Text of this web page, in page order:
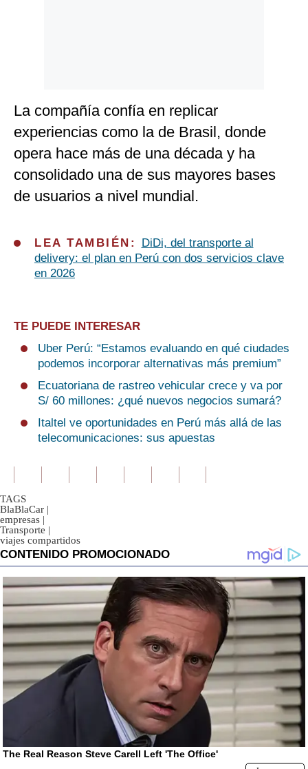
La compañía confía en replicar
experiencias como la de Brasil, donde
opera hace más de una década y ha
consolidado una de sus mayores bases
de usuarios a nivel mundial.
LEA TAMBIÉN:
DiDi, del transporte al
delivery: el plan en Perú con dos servicios clave
en 2026
TE PUEDE INTERESAR
Uber Perú: “Estamos evaluando en qué ciudades
podemos incorporar alternativas más premium”
Ecuatoriana de rastreo vehicular crece y va por
S/ 60 millones: ¿qué nuevos negocios sumará?
Italtel ve oportunidades en Perú más allá de las
telecomunicaciones: sus apuestas
TAGS
BlaBlaCar |
empresas |
Transporte |
viajes compartidos